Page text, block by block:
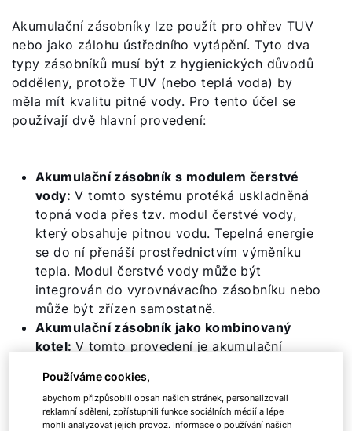
Akumulační zásobníky lze použít pro ohřev TUV
nebo jako zálohu ústředního vytápění. Tyto dva
typy zásobníků musí být z hygienických důvodů
odděleny, protože TUV (nebo teplá voda) by
měla mít kvalitu pitné vody. Pro tento účel se
používají dvě hlavní provedení:
Akumulační zásobník s modulem čerstvé
vody: V tomto systému protéká uskladněná
topná voda přes tzv. modul čerstvé vody,
který obsahuje pitnou vodu. Tepelná energie
se do ní přenáší prostřednictvím výměníku
tepla. Modul čerstvé vody může být
integrován do vyrovnávacího zásobníku nebo
může být zřízen samostatně.
Akumulační zásobník jako kombinovaný
kotel: V tomto provedení je akumulační
zásobníky pro topnou vodu a pitnou vodu ve
stejném tělese. To znamená, že pro instalaci
je zapotřebí méně místa, ale k dispozici je
Používáme cookies,
abychom přizpůsobili obsah našich stránek, personalizovali
reklamní sdělení, zpřístupnili funkce sociálních médií a lépe
mohli analyzovat jejich provoz. Informace o používání našich